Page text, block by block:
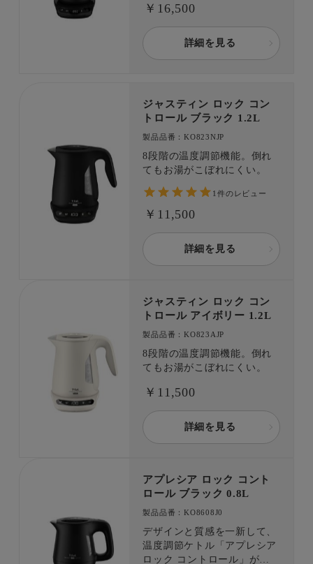
￥16,500
詳細を見る
ジャスティン ロック コン
トロール ブラック 1.2L
製品品番：KO823NJP
8段階の温度調節機能。倒れ
てもお湯がこぼれにくい。
1件のレビュー
￥11,500
詳細を見る
ジャスティン ロック コン
トロール アイボリー 1.2L
製品品番：KO823AJP
8段階の温度調節機能。倒れ
てもお湯がこぼれにくい。
￥11,500
詳細を見る
アプレシア ロック コント
ロール ブラック 0.8L
製品品番：KO8608J0
デザインと質感を一新して、
温度調節ケトル「アプレシア
ロック コントロール」が登